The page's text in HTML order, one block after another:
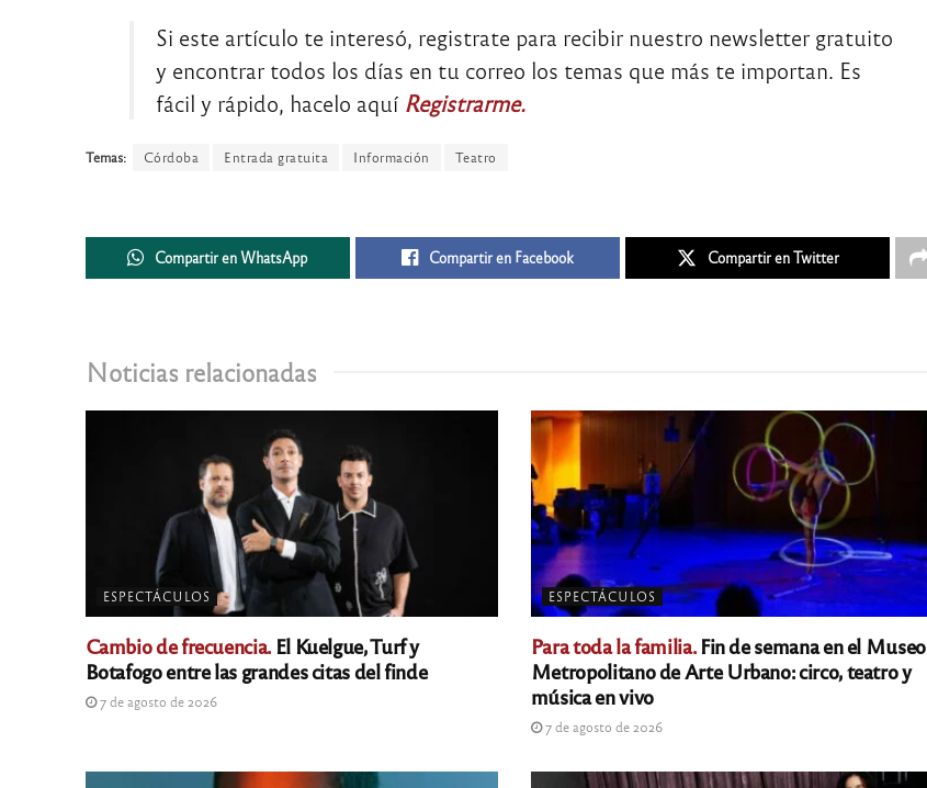
Si este artículo te interesó, registrate para recibir nuestro newsletter gratuito
y encontrar todos los días en tu correo los temas que más te importan. Es
fácil y rápido, hacelo aquí Registrarme.
Temas: Córdoba Entrada gratuita Información Teatro
Compartir en WhatsApp Compartir en Facebook Compartir en Twitter
Noticias relacionadas
ESPECTÁCULOS
Cambio de frecuencia.El Kuelgue, Turf y
Botafogo entre las grandes citas del finde
7 de agosto de 2026
ESPECTÁCULOS
Para toda la familia.Fin de semana en el Museo
Metropolitano de Arte Urbano: circo, teatro y
música en vivo
7 de agosto de 2026